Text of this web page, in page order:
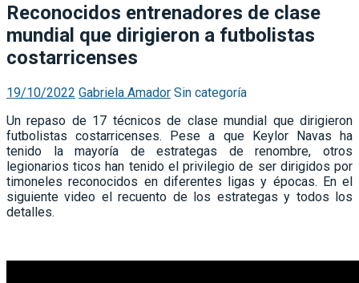
Reconocidos entrenadores de clase
mundial que dirigieron a futbolistas
costarricenses
19/10/2022 Gabriela Amador Sin categoría
Un repaso de 17 técnicos de clase mundial que dirigieron
futbolistas costarricenses. Pese a que Keylor Navas ha
tenido la mayoría de estrategas de renombre, otros
legionarios ticos han tenido el privilegio de ser dirigidos por
timoneles reconocidos en diferentes ligas y épocas. En el
siguiente video el recuento de los estrategas y todos los
detalles.